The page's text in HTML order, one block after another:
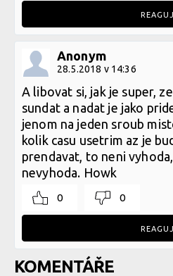
REAGUJ
Anonym
28.5.2018 v 14:36
A libovat si, jak je super,
sundat a nadat je jako
jenom na jeden sroub
kolik casu usetrim az je
prendavat, to neni
nevyhoda. Howk
0 0
REAGUJ
KOMENTÁŘE